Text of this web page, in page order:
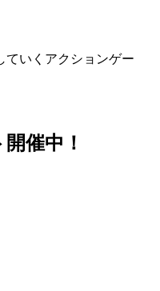
ていくアクションゲー
催中！